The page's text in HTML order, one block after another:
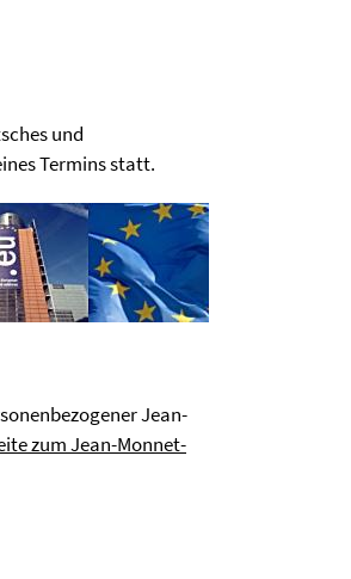
und
Termins statt.
Jean-
zum Jean-Monnet-